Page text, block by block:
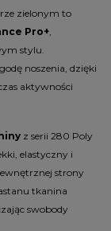
zielonym to
Pro+,
stylu.
noszenia, dzięki
aktywności
z serii 280 Poly
elastyczny i
strony
tkanina
swobody